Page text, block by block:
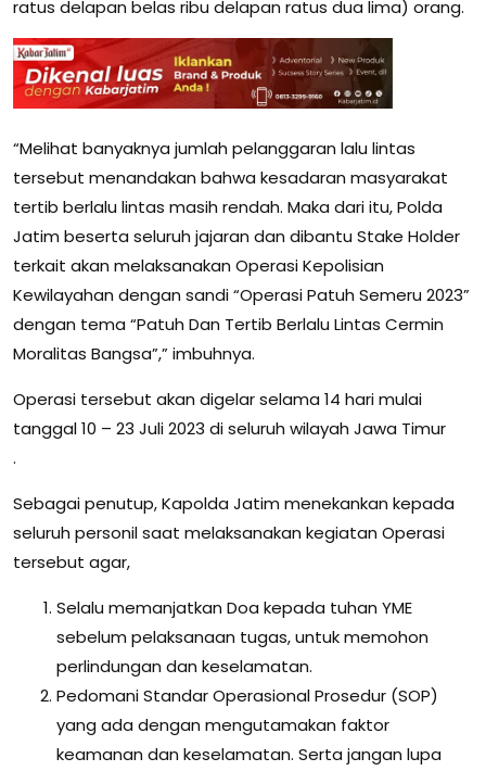
ratus delapan belas ribu delapan ratus dua lima) orang.
“Melihat banyaknya jumlah pelanggaran lalu lintas
tersebut menandakan bahwa kesadaran masyarakat
tertib berlalu lintas masih rendah. Maka dari itu, Polda
Jatim beserta seluruh jajaran dan dibantu Stake Holder
terkait akan melaksanakan Operasi Kepolisian
Kewilayahan dengan sandi “Operasi Patuh Semeru 2023”
dengan tema “Patuh Dan Tertib Berlalu Lintas Cermin
Moralitas Bangsa”,” imbuhnya.
Operasi tersebut akan digelar selama 14 hari mulai
tanggal 10 – 23 Juli 2023 di seluruh wilayah Jawa Timur
.
Sebagai penutup, Kapolda Jatim menekankan kepada
seluruh personil saat melaksanakan kegiatan Operasi
tersebut agar,
Selalu memanjatkan Doa kepada tuhan YME
sebelum pelaksanaan tugas, untuk memohon
perlindungan dan keselamatan.
Pedomani Standar Operasional Prosedur (SOP)
yang ada dengan mengutamakan faktor
keamanan dan keselamatan. Serta jangan lupa